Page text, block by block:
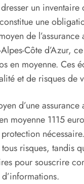
un
une
de
Côte d’Azur,
en moyenne. Ces
et de risques de
d’une
moyenne 1115
risques, tandis
pour souscrire